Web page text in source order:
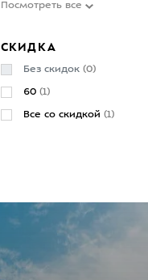
Посмотреть все
СКИДКА
Без скидок (0)
60 (1)
Все со скидкой (1)